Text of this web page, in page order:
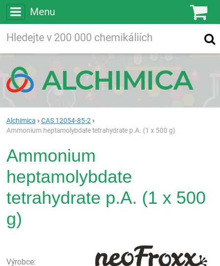
Menu
Vyhledávání
Alchimica
CAS 12054-85-2
Ammonium heptamolybdate tetrahydrate p.A. (1 x 500 g)
Ammonium
heptamolybdate
tetrahydrate p.A. (1 x 500
g)
Výrobce: